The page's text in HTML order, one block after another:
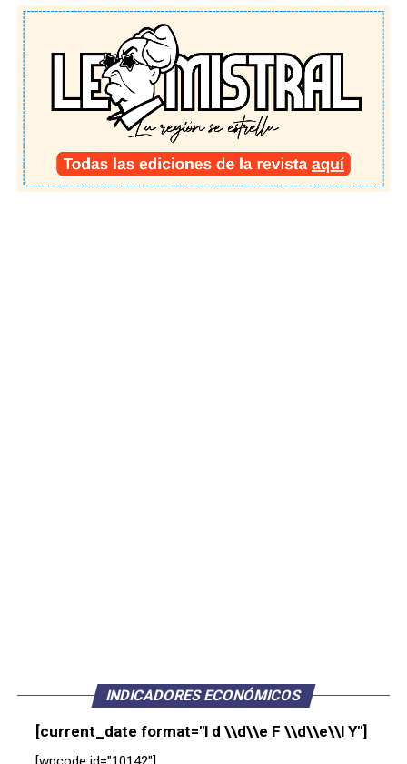
INDICADORES ECONÓMICOS
[current_date format="l d \\d\\e F \\d\\e\\l Y"]